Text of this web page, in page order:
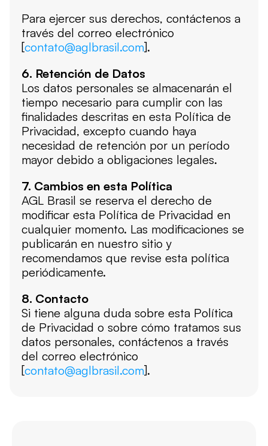
Para ejercer sus derechos, contáctenos a
través del correo electrónico
[contato@aglbrasil.com].
6. Retención de Datos
Los datos personales se almacenarán el
tiempo necesario para cumplir con las
finalidades descritas en esta Política de
Privacidad, excepto cuando haya
necesidad de retención por un período
mayor debido a obligaciones legales.
7. Cambios en esta Política
AGL Brasil se reserva el derecho de
modificar esta Política de Privacidad en
cualquier momento. Las modificaciones se
publicarán en nuestro sitio y
recomendamos que revise esta política
periódicamente.
8. Contacto
Si tiene alguna duda sobre esta Política
de Privacidad o sobre cómo tratamos sus
datos personales, contáctenos a través
del correo electrónico
[contato@aglbrasil.com].